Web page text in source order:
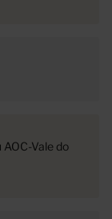
AOC-Vale do